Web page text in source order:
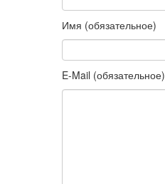
Имя (обязательное)
E-Mail (обязательное)